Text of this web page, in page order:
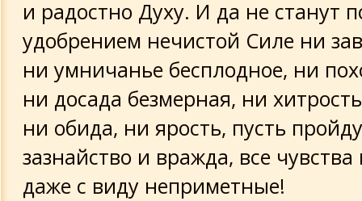
и радостно Духу. И да не станут
удобрением нечистой Силе ни
ни умничанье бесплодное, ни
ни досада безмерная, ни
ни обида, ни ярость, пусть
зазнайство и вражда, все
даже с виду неприметные!